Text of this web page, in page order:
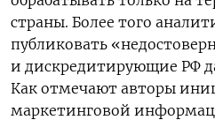
страны. Более того
публиковать
и дискредитирующие РФ
Как отмечают авторы
маркетинговой